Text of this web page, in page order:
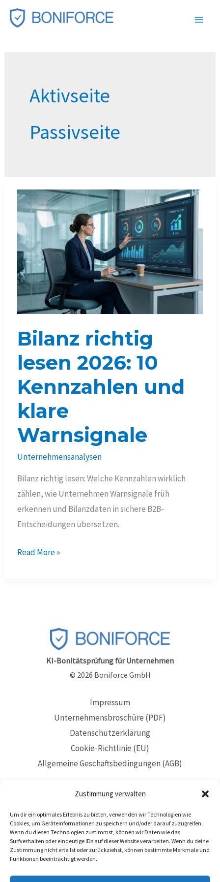
Zustimmung verwalten
Um dir ein optimales Erlebnis zu bieten, verwenden wir Technologien wie
Cookies, um Geräteinformationen zu speichern und/oder darauf zuzugreifen.
Wenn du diesen Technologien zustimmst, können wir Daten wie das
Surfverhalten oder eindeutige IDs auf dieser Website verarbeiten. Wenn du deine
Zustimmung nicht erteilst oder zurückziehst, können bestimmte Merkmale und
Funktionen beeinträchtigt werden.
Zum
Inhalt
Aktivseite
Passivseite
Bilanz richtig
lesen 2026: 10
Kennzahlen und
klare
Warnsignale
Unternehmensanalysen
Bilanz richtig lesen: Welche Kennzahlen wirklich
zählen, wie Unternehmen Warnsignale früh
erkennen und Bilanzdaten in sichere B2B-
Entscheidungen übersetzen.
Bilanz
Kennzahlen
Read More »
KI-Bonitätsprüfung für Unternehmen
© 2026 Boniforce GmbH
Impressum
Unternehmensbroschüre (PDF)
Datenschutzerklärung
Cookie-Richtlinie (EU)
Allgemeine Geschäftsbedingungen (AGB)
Mit Sitz in Düsseldorf